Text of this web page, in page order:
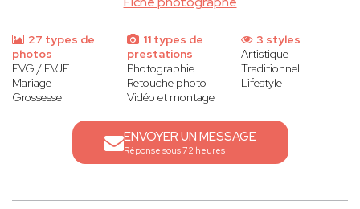
27 types de
photos
EVG / EVJF
Mariage
Grossesse
11 types de
prestations
Photographie
Retouche photo
Vidéo et montage
3 styles
Artistique
Traditionnel
Lifestyle
ENVOYER UN MESSAGE
Réponse sous 72 heures